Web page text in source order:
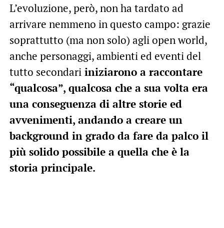
L’evoluzione, però, non ha tardato ad
arrivare nemmeno in questo campo: grazie
soprattutto (ma non solo) agli open world,
anche personaggi, ambienti ed eventi del
tutto secondariiniziarono a raccontare
“qualcosa”, qualcosa che a sua volta era
una conseguenza di altre storie ed
avvenimenti, andando a creare un
background in grado da fare da palco il
più solido possibile a quella che è la
storia principale.